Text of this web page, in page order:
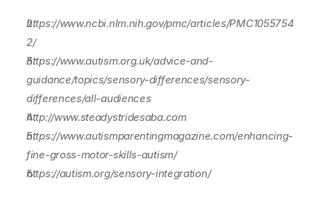
https://www.ncbi.nlm.nih.gov/pmc/articles/PMC1055754
2/
https://www.autism.org.uk/advice-and-
guidance/topics/sensory-differences/sensory-
differences/all-audiences
http://www.steadystridesaba.com
https://www.autismparentingmagazine.com/enhancing-
fine-gross-motor-skills-autism/
https://autism.org/sensory-integration/